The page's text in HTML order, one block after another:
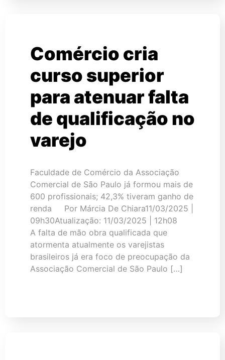
Comércio cria
curso superior
para atenuar falta
de qualificação no
varejo
Faculdade de Comércio da Associação
Comercial de São Paulo já formou mais de
600 profissionais; 42,3% tiveram ganho de
renda Por Márcia De Chiara11/03/2025 |
09h30Atualização: 11/03/2025 | 12h08
A falta de mão obra qualificada que
atormenta atualmente os varejistas
brasileiros já era foco de preocupação da
Associação Comercial de São Paulo […]